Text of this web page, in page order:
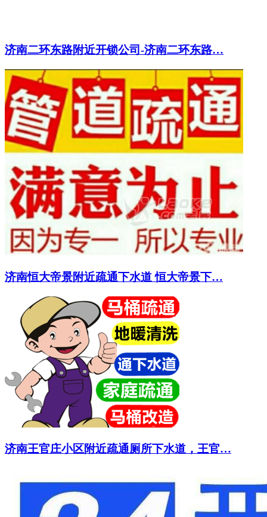
济南二环东路附近开锁公司-济南二环东路…
济南恒大帝景附近疏通下水道 恒大帝景下…
济南王官庄小区附近疏通厕所下水道，王官…